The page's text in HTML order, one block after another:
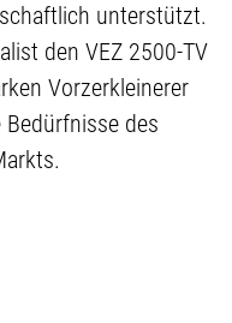
unterstützt.
den VEZ 2500-TV
Vorzerkleinerer
des